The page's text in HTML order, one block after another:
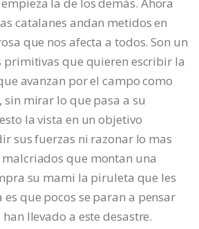
la de los demás. Ahora
catalanes andan metidos en
que nos afecta a todos. Son un
que quieren escribir la
avanzan por el campo como
sin mirar lo que pasa a su
la vista en un objetivo
sus fuerzas ni razonar lo mas
que montan una
su mami la piruleta que les
que pocos se paran a pensar
llevado a este desastre.